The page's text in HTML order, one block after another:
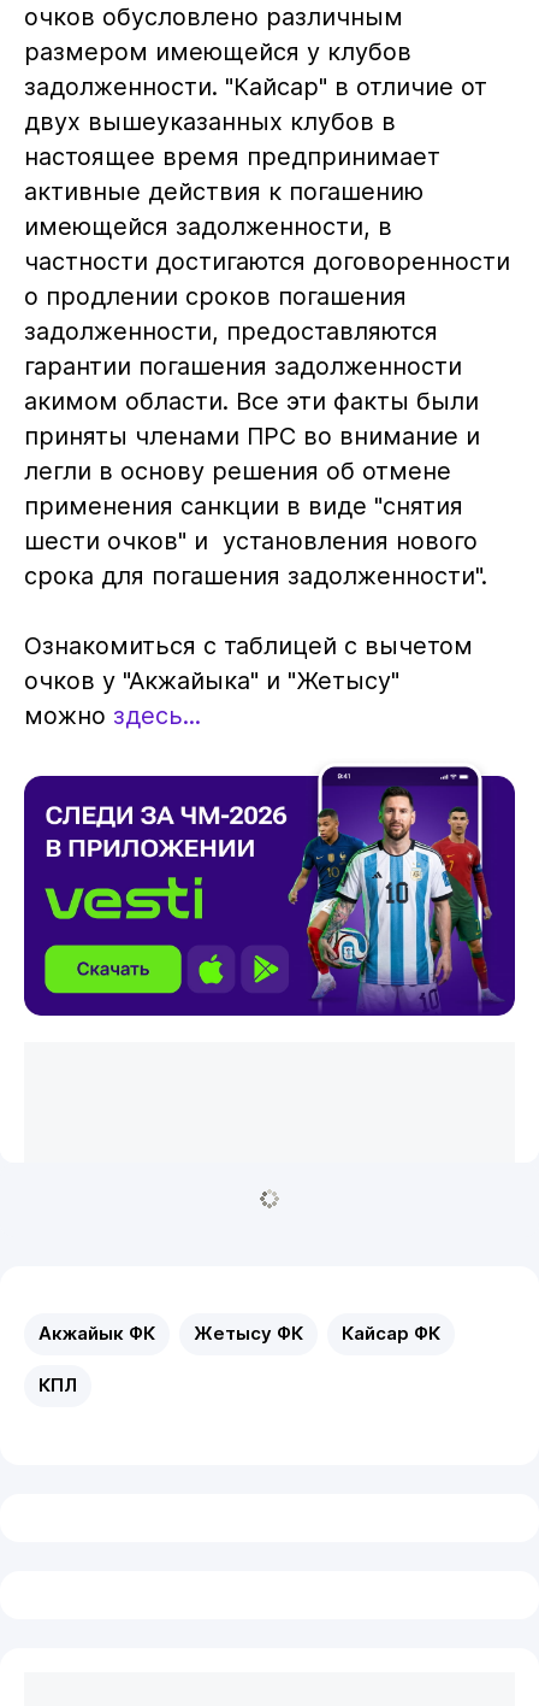
очков обусловлено различным
размером имеющейся у клубов
задолженности. "Кайсар" в отличие от
двух вышеуказанных клубов в
настоящее время предпринимает
активные действия к погашению
имеющейся задолженности, в
частности достигаются договоренности
о продлении сроков погашения
задолженности, предоставляются
гарантии погашения задолженности
акимом области. Все эти факты были
приняты членами ПРС во внимание и
легли в основу решения об отмене
применения санкции в виде "снятия
шести очков" и установления нового
срока для погашения задолженности".
Ознакомиться с таблицей с вычетом
очков у "Акжайыка" и "Жетысу"
можно здесь...
Акжайык ФК Жетысу ФК Кайсар ФК
КПЛ